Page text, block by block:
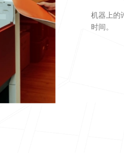
机器上的
时间。